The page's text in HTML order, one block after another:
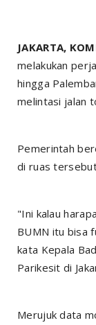
JAKARTA,
melakukan
hingga
melintasi jalan
Pemerintah
di ruas
"Ini kalau
BUMN itu bisa
kata Kepala
Parikesit di
Merujuk data